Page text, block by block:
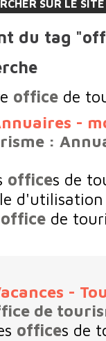
SUR LE SITE
du tag
office de
-
:
offices de
de
-
de
offices de